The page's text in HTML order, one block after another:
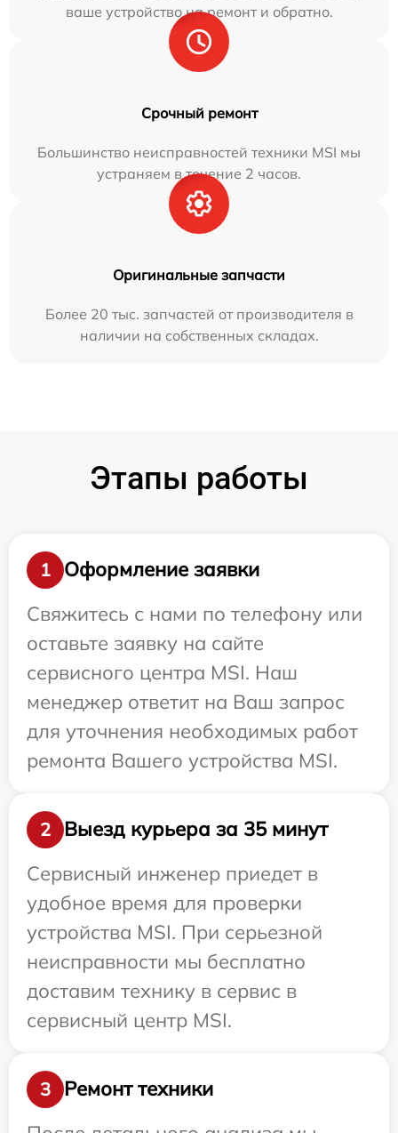
ваше устройство на ремонт и обратно.
Срочный ремонт
Большинство неисправностей техники MSI мы
устраняем в течение 2 часов.
Оригинальные запчасти
Более 20 тыс. запчастей от производителя в
наличии на собственных складах.
Этапы работы
1
Оформление заявки
Свяжитесь с нами по телефону или
оставьте заявку на сайте
сервисного центра MSI. Наш
менеджер ответит на Ваш запрос
для уточнения необходимых работ
ремонта Вашего устройства MSI.
2
Выезд курьера за 35 минут
Сервисный инженер приедет в
удобное время для проверки
устройства MSI. При серьезной
неисправности мы бесплатно
доставим технику в сервис в
сервисный центр MSI.
3
Ремонт техники